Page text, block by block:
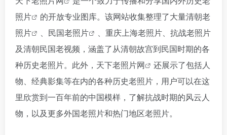
照片
的开放专业图库。该网站收集整理了大量清朝老
照片
、民国老照片
、重庆上海老照片、抗战老照片
及清朝民国老视频，涵盖了从清朝故宫到民国时期的各
种历史老照片。此外，天下老照片网
还展示了包括人
物、经典影集等在内的各种历史老照片，用户可以在这
里欣赏到一百年前的中国模样，了解抗战时期的风云人
物，以及更多外国老照片和热门地区老照片。